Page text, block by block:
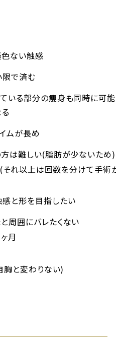
ない触感
で済む
いる部分の痩身も同時に可能
ムが長め
は難しい(脂肪が少ないため)
それ以上は回数を分けて手術
と形を目指したい
周囲にバレたくない
月
と変わりない)